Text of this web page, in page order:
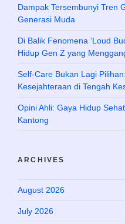
Dampak Tersembunyi Tren
Generasi Muda
Di Balik Fenomena ‘Loud
Hidup Gen Z yang
Self-Care Bukan Lagi
Kesejahteraan di Tengah
Opini Ahli: Gaya Hidup
Kantong
ARCHIVES
August 2026
July 2026